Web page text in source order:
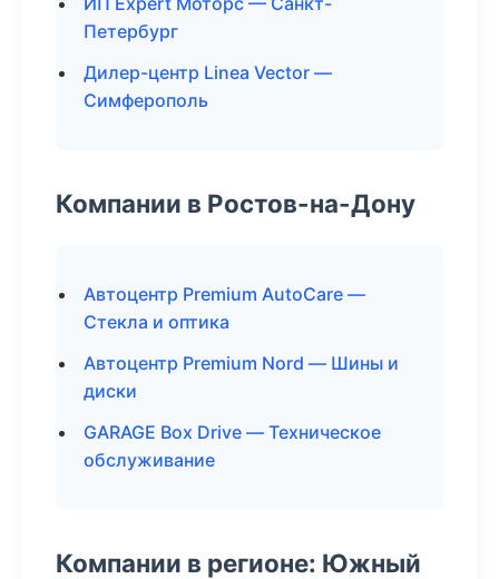
Петербург
Дилер-центр Linea Vector —
Симферополь
Компании в Ростов-на-Дону
Автоцентр Premium AutoCare —
Стекла и оптика
Автоцентр Premium Nord — Шины и
диски
GARAGE Box Drive — Техническое
обслуживание
Компании в регионе: Южный